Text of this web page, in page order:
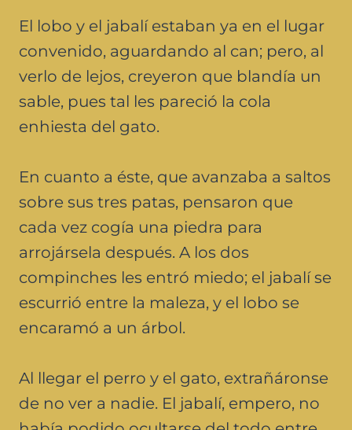
El lobo y el jabalí estaban ya en el lugar
convenido, aguardando al can; pero, al
verlo de lejos, creyeron que blandía un
sable, pues tal les pareció la cola
enhiesta del gato.
En cuanto a éste, que avanzaba a saltos
sobre sus tres patas, pensaron que
cada vez cogía una piedra para
arrojársela después. A los dos
compinches les entró miedo; el jabalí se
escurrió entre la maleza, y el lobo se
encaramó a un árbol.
Al llegar el perro y el gato, extrañáronse
de no ver a nadie. El jabalí, empero, no